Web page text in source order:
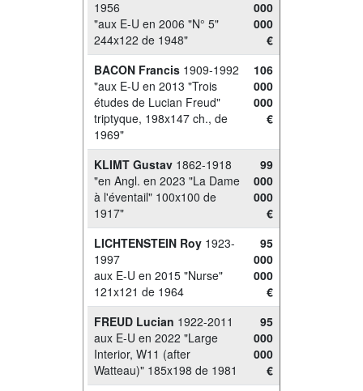
1956
"aux E-U en 2006 "N° 5"
244x122 de 1948"
000
000
€
BACON Francis 1909-1992
"aux E-U en 2013 "Trois
études de Lucian Freud"
triptyque, 198x147 ch., de
1969"
106
000
000
€
KLIMT Gustav 1862-1918
"en Angl. en 2023 "La Dame
à l'éventail" 100x100 de
1917"
99
000
000
€
LICHTENSTEIN Roy 1923-
1997
aux E-U en 2015 "Nurse"
121x121 de 1964
95
000
000
€
FREUD Lucian 1922-2011
aux E-U en 2022 "Large
Interior, W11 (after
Watteau)" 185x198 de 1981
95
000
000
€